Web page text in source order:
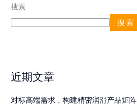
搜索
搜索
近期文章
对标高端需求，构建精密润滑产品矩阵